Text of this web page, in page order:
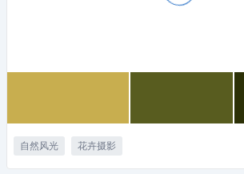
自然风光 花卉摄影